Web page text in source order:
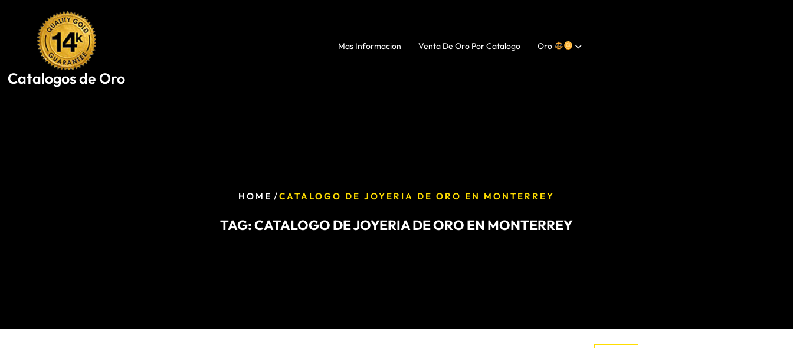
Catalogos de Oro
Mas Informacion Venta De Oro Por Catalogo Oro
HOME /CATALOGO DE JOYERIA DE ORO EN MONTERREY
TAG:CATALOGO DE JOYERIA DE ORO EN MONTERREY